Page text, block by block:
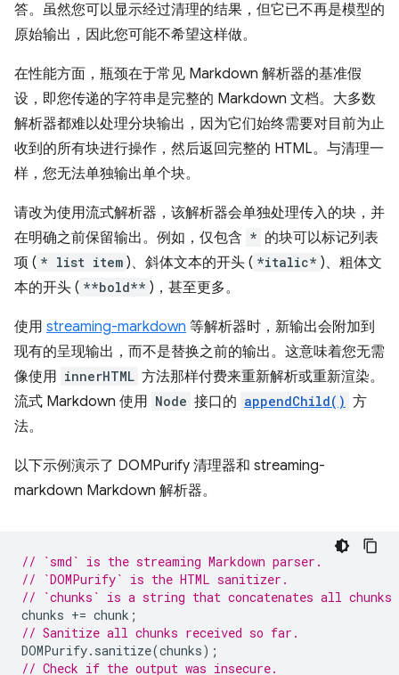
答。虽然您可以显示经过清理的结果，但它已不再是模型的
原始输出，因此您可能不希望这样做。
在性能方面，瓶颈在于常见 Markdown 解析器的基准假
设，即您传递的字符串是完整的 Markdown 文档。大多数
解析器都难以处理分块输出，因为它们始终需要对目前为止
收到的所有块进行操作，然后返回完整的 HTML。与清理一
样，您无法单独输出单个块。
请改为使用流式解析器，该解析器会单独处理传入的块，并
在明确之前保留输出。例如，仅包含 * 的块可以标记列表
项 ( * list item )、斜体文本的开头 ( *italic* )、粗体文
本的开头 ( **bold** )，甚至更多。
使用 streaming-markdown 等解析器时，新输出会附加到
现有的呈现输出，而不是替换之前的输出。这意味着您无需
像使用 innerHTML 方法那样付费来重新解析或重新渲染。
流式 Markdown 使用 Node 接口的 appendChild() 方
法。
以下示例演示了 DOMPurify 清理器和 streaming-
markdown Markdown 解析器。
// `smd` is the streaming Markdown parser.
// `DOMPurify` is the HTML sanitizer.
// `chunks` is a string that concatenates all
chunks += chunk ;
// Sanitize all chunks received so far.
DOMPurify. sanitize(chunks);
// Check if the output was insecure.